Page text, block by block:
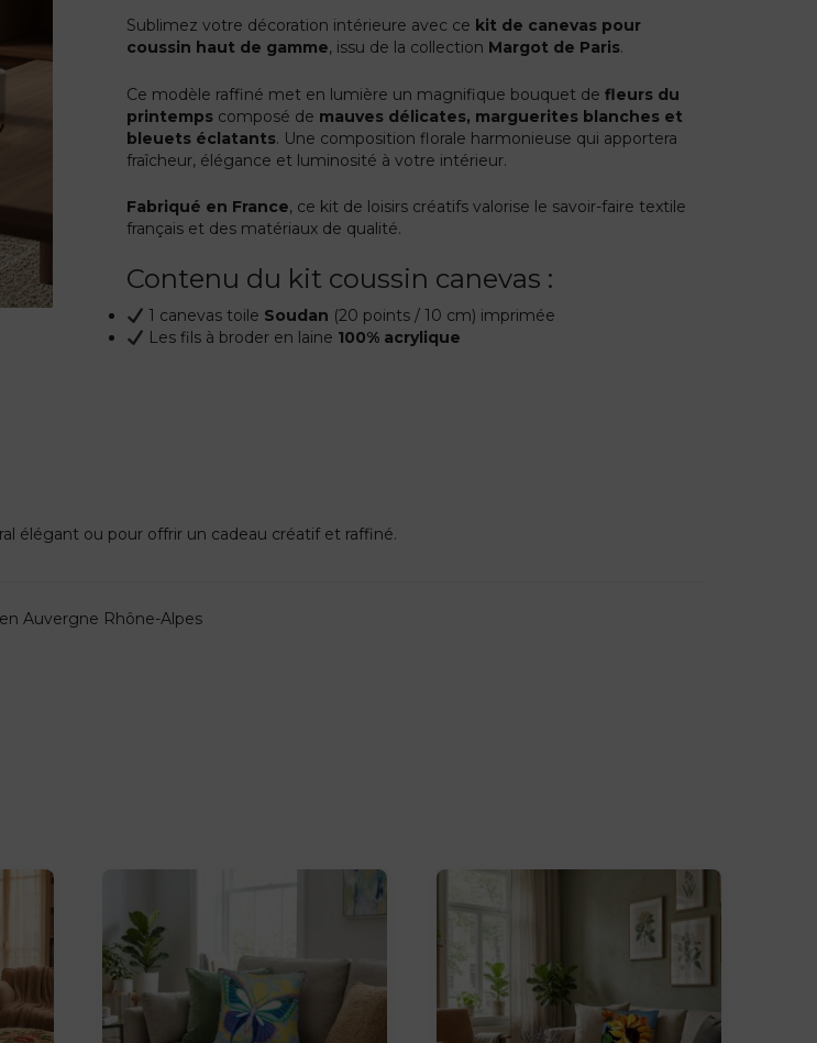
Sublimez votre décoration intérieure avec ce kit de canevas pour
coussin haut de gamme, issu de la collection Margot de Paris.
Ce modèle raffiné met en lumière un magnifique bouquet defleurs du
printemps composé de mauves délicates, marguerites blanches et
bleuets éclatants. Une composition florale harmonieuse qui apportera
fraîcheur, élégance et luminosité à votre intérieur.
Fabriqué en France, ce kit de loisirs créatifs valorise le savoir-faire textile
français et des matériaux de qualité.
Contenu du kit coussin canevas :
1 canevas toile Soudan (20 points / 10 cm) imprimée
Les fils à broder en laine 100% acrylique
élégant ou pour offrir un cadeau créatif et raffiné.
Auvergne Rhône-Alpes